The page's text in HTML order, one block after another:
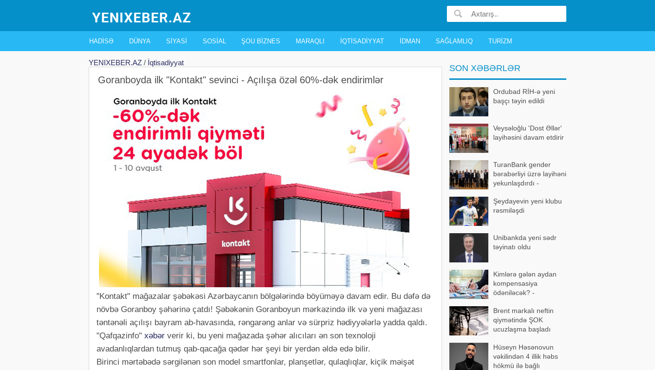
HADISƏ DÜNYA SIYASI SOSIAL ŞOU BIZNES MARAQLI İQTISADIYYAT İDMAN SAĞLAMLIQ TURIZM
YENIXEBER.AZ / İqtisadiyyat
Goranboyda ilk "Kontakt" sevinci - Açılışa özəl 60%-dək endirimlər
"Kontakt" mağazalar şəbəkəsi Azərbaycanın bölgələrində böyüməyə davam edir. Bu dəfə də
növbə Goranboy şəhərinə çatdı! Şəbəkənin Goranboyun mərkəzində ilk və yeni mağazası
təntənəli açılışı bayram ab-havasında, rəngarəng anlar və sürpriz hədiyyələrlə yadda qaldı.
"Qafqazinfo" xəbər verir ki, bu yeni mağazada şəhər alıcıları ən son texnoloji
avadanlıqlardan tutmuş qab-qacağa qədər hər şeyi bir yerdən əldə edə bilir.
Birinci mərtəbədə sərgilənən son model smartfonlar, planşetlər, qulaqlıqlar, kiçik məişət
SON XƏBƏRLƏR
Ordubad RİH-ə yeni
başçı təyin edildi
Veysəloğlu 'Dost Əllər'
layihəsini davam etdirir
TuranBank gender
bərabərliyi üzrə layihəni
yekunlaşdırdı -
Şeydayevin yeni klubu
rəsmiləşdi
Unibankda yeni sədr
təyinatı oldu
Kimlərə gələn aydan
kompensasiya
ödəniləcək? -
Brent markalı neftin
qiymətində ŞOK
ucuzlaşma başladı
Hüseyn Həsənovun
vəkilindən 4 illik həbs
hökmü ilə bağlı